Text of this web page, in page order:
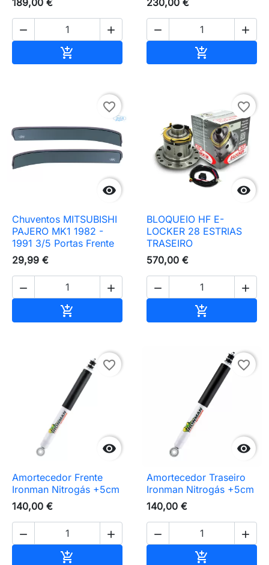
 

 


favorite_border
Chuventos MITSUBISHI
PAJERO MK1 1982 -
1991 3/5 Portas Frente
29,99 €
 


favorite_border
BLOQUEIO HF E-
LOCKER 28 ESTRIAS
TRASEIRO
570,00 €
 


favorite_border
Amortecedor Frente
Ironman Nitrogás +5cm
140,00 €
 


favorite_border
Amortecedor Traseiro
Ironman Nitrogás +5cm
140,00 €
 
